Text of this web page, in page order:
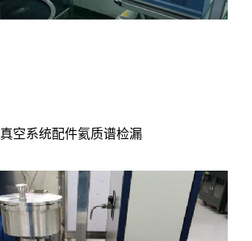
真空系统配件氦质谱检漏